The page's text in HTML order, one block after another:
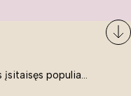
Skandinaviškas stilius jau kuris laikas įsitaisęs populiariausiųjų sąraše. Namai, butai labai dažnai įrengiami remiantis būtent šio stiliaus ypatumais. Dėl švelnių spalvų, praktiškumo ir estetikos jis masina tuos, kurie neabejingi šviesiem ar neutralių spalvų koloritui, paprastumui, funkcionalumui, natūralumui ir stilingai estetikai. Platų skandinaviškų baldų spektrą rasite „Deinavos baldų“ asortimente.